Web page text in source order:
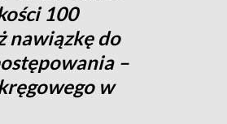
100
nawiązkę do
–
w